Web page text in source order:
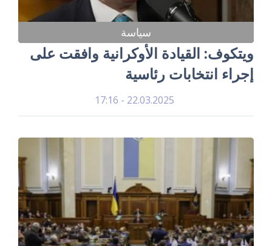
سياسة
ويتكوف: القيادة الأوكرانية وافقت على
إجراء انتخابات رئاسية
22.03.2025 - 17:16